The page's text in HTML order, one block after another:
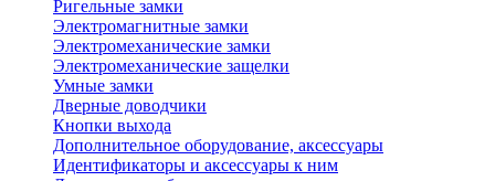
Ригельные замки
Электромагнитные замки
Электромеханические замки
Электромеханические защелки
Умные замки
Дверные доводчики
Кнопки выхода
Дополнительное оборудование, аксессуары
Идентификаторы и аксессуары к ним